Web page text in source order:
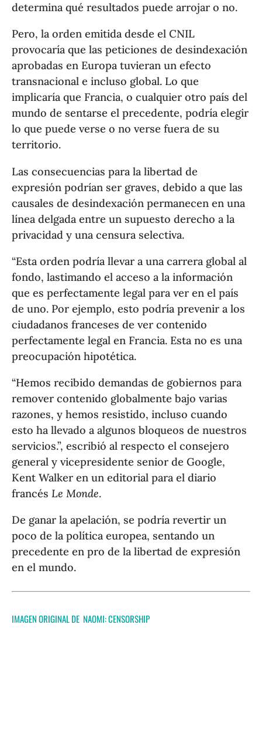
determina qué resultados puede arrojar o no.
Pero, la orden emitida desde el CNIL
provocaría que las peticiones de desindexación
aprobadas en Europa tuvieran un efecto
transnacional e incluso global. Lo que
implicaría que Francia, o cualquier otro país del
mundo de sentarse el precedente, podría elegir
lo que puede verse o no verse fuera de su
territorio.
Las consecuencias para la libertad de
expresión podrían ser graves, debido a que las
causales de desindexación permanecen en una
línea delgada entre un supuesto derecho a la
privacidad y una censura selectiva.
“Esta orden podría llevar a una carrera global al
fondo, lastimando el acceso a la información
que es perfectamente legal para ver en el país
de uno. Por ejemplo, esto podría prevenir a los
ciudadanos franceses de ver contenido
perfectamente legal en Francia. Esta no es una
preocupación hipotética.
“Hemos recibido demandas de gobiernos para
remover contenido globalmente bajo varias
razones, y hemos resistido, incluso cuando
esto ha llevado a algunos bloqueos de nuestros
servicios.”, escribió al respecto el consejero
general y vicepresidente senior de Google,
Kent Walker en un editorial para el diario
francésLe Monde.
De ganar la apelación, se podría revertir un
poco de la política europea, sentando un
precedente en pro de la libertad de expresión
en el mundo.
IMAGEN ORIGINAL DE NAOMI:CENSORSHIP